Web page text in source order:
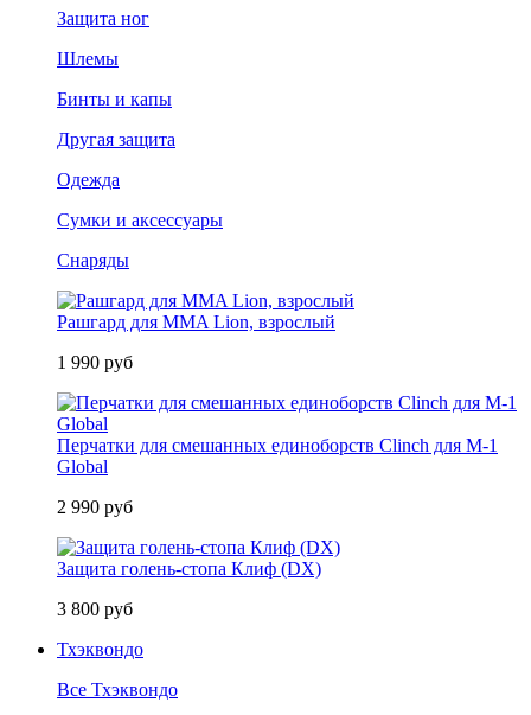
Защита ног
Шлемы
Бинты и капы
Другая защита
Одежда
Сумки и аксессуары
Снаряды
Рашгард для MMA Lion, взрослый
1 990 руб
Перчатки для смешанных единоборств Clinch для M-1
Global
2 990 руб
Защита голень-стопа Клиф (DX)
3 800 руб
Тхэквондо
Все Тхэквондо